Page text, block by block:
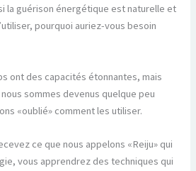
la guérison énergétique est naturelle et
pourquoi auriez-vous besoin
ont des capacités étonnantes, mais
sommes devenus quelque peu
«oublié» comment les utiliser.
ce que nous appelons «Reiju» qui
vous apprendrez des techniques qui